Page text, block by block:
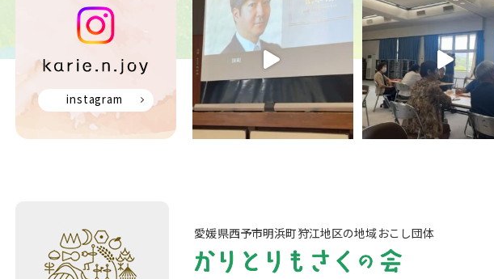
instagram
愛媛県西予市明浜町狩江地区の地域おこし団体